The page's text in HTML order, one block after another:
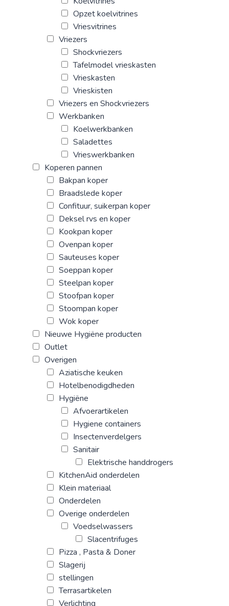
Opzet koelvitrines
Vriesvitrines
Vriezers
Shockvriezers
Tafelmodel vrieskasten
Vrieskasten
Vrieskisten
Vriezers en Shockvriezers
Werkbanken
Koelwerkbanken
Saladettes
Vrieswerkbanken
Koperen pannen
Bakpan koper
Braadslede koper
Confituur, suikerpan koper
Deksel rvs en koper
Kookpan koper
Ovenpan koper
Sauteuses koper
Soeppan koper
Steelpan koper
Stoofpan koper
Stoompan koper
Wok koper
Nieuwe Hygiëne producten
Outlet
Overigen
Aziatische keuken
Hotelbenodigdheden
Hygiëne
Afvoerartikelen
Hygiene containers
Insectenverdelgers
Sanitair
Elektrische handdrogers
KitchenAid onderdelen
Klein materiaal
Onderdelen
Overige onderdelen
Voedselwassers
Slacentrifuges
Pizza , Pasta & Doner
Slagerij
stellingen
Terrasartikelen
Verlichting